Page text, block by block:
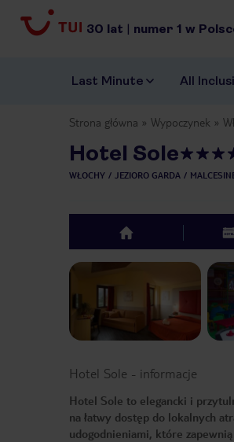
30 lat | numer 1 w
Last Minute All
Strona główna Wypoczynek
Hotel Sole
WŁOCHY JEZIORO GARDA
top
Hotel Sole - informacje
Hotel Sole to elegancki i
na łatwy dostęp do lokalnych
udogodnieniami, które